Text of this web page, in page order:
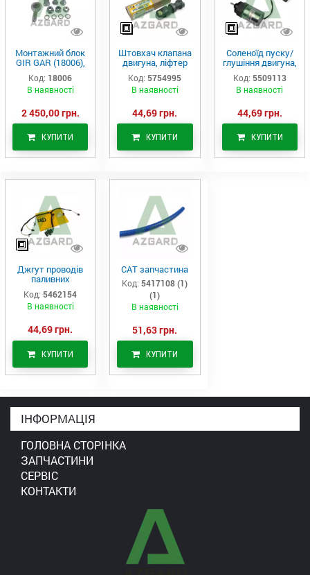
Монтажний блок
GIR GAR (18006),
Аналог
Код: 18006
В наявності
2 450,00 грн.
КУПИТИ
Штовхач клапана
двигуна, ліфтер
(575-4995)
Код: 5754995
В наявності
44,69 грн.
КУПИТИ
Соленоїд пуску/
глушіння двигуна,
актуатор (550-
9113)
Код: 5509113
В наявності
44,69 грн.
КУПИТИ
Джгут проводів
паливних
форсунок CAT
C7/C9 (546-2154)
Код: 5462154
В наявності
44,69 грн.
КУПИТИ
САТ запчастина
Код: 5417108 (1)
(1)
В наявності
51,63 грн.
КУПИТИ
ІНФОРМАЦІЯ
ГОЛОВНА СТОРІНКА
ЗАПЧАСТИНИ
СЕРВІС
КОНТАКТИ